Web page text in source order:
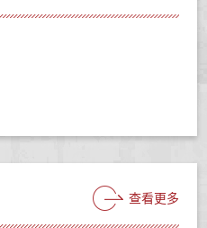
查看更多